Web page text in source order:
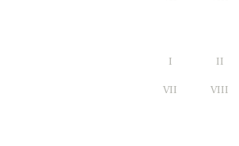
I II
VII VIII